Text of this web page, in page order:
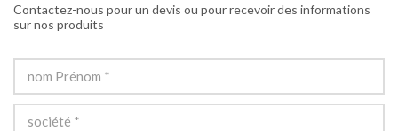
Contactez-nous pour un devis ou pour recevoir des informations
sur nos produits